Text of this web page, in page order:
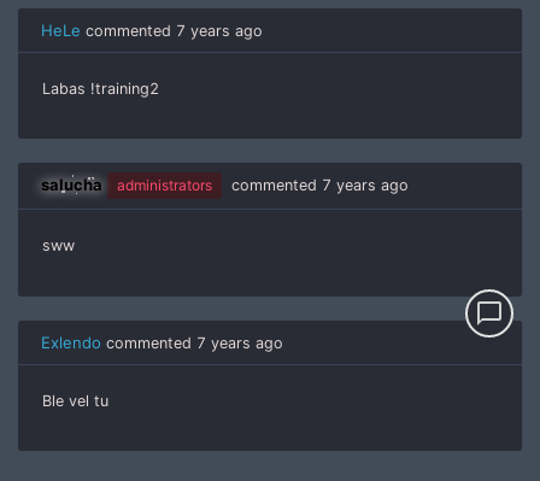
HeLe commented 7 years ago
Labas !training2
salucha administrators commented 7 years ago
sww
Exlendo commented 7 years ago
Ble vel tu
chat_bubble_outline